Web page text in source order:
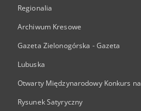
Regionalia
Archiwum Kresowe
Gazeta Zielonogórska - Gazeta
Lubuska
Otwarty Międzynarodowy Konkurs na
Rysunek Satyryczny